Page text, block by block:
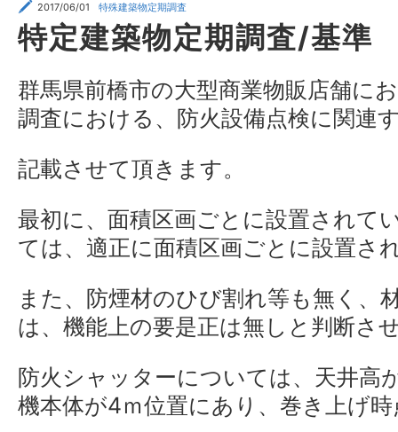
2017/06/01 特殊建築物定期調査
特定建築物定期調査/基準
群馬県前橋市の大型商業物販店舗に
調査における、防火設備点検に関連
記載させて頂きます。
最初に、面積区画ごとに設置されて
ては、適正に面積区画ごとに設置さ
また、防煙材のひび割れ等も無く、
は、機能上の要是正は無しと判断さ
防火シャッターについては、天井高
機本体が4ｍ位置にあり、巻き上げ